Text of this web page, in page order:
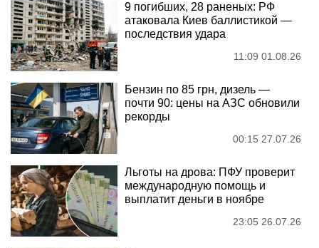
9 погибших, 28 раненых: РФ
атаковала Киев баллистикой —
последствия удара
11:09 01.08.26
Бензин по 85 грн, дизель —
почти 90: цены на АЗС обновили
рекорды
00:15 27.07.26
Льготы на дрова: ПФУ проверит
международную помощь и
выплатит деньги в ноябре
23:05 26.07.26